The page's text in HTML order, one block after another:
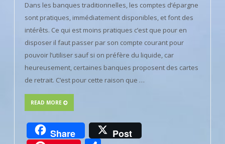
Dans les banques traditionnelles, les comptes d’épargne
sont pratiques, immédiatement disponibles, et font des
intérêts. Ce qui est moins pratiques c’est que pour en
disposer il faut passer par son compte courant pour
pouvoir l’utiliser sauf si on préfère du liquide, car
heureusement, certaines banques proposent des cartes
de retrait. C’est pour cette raison que …
READ MORE
Share
Post